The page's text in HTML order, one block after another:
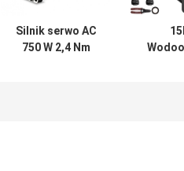
Silnik serwo AC
750 W 2,4 Nm